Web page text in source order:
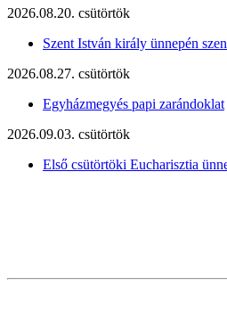
2026.08.20. csütörtök
Szent István király ünnepén
2026.08.27. csütörtök
Egyházmegyés papi zarándoklat
2026.09.03. csütörtök
Első csütörtöki Eucharisztia